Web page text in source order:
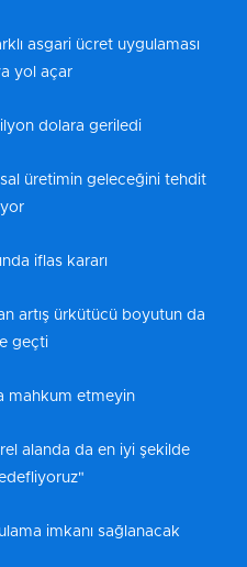
asgari ücret uygulaması
yol açar
dolara geriledi
üretimin geleceğini tehdit
iflas kararı
artış ürkütücü boyutun da
geçti
mahkum etmeyin
alanda da en iyi şekilde
imkanı sağlanacak